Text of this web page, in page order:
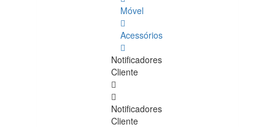
Móvel
Acessórios
Notificadores
Cliente
Notificadores
Cliente